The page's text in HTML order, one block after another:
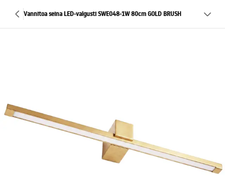
Vannitoa seina LED-valgusti SWE048-1W 80cm GOLD BRUSH